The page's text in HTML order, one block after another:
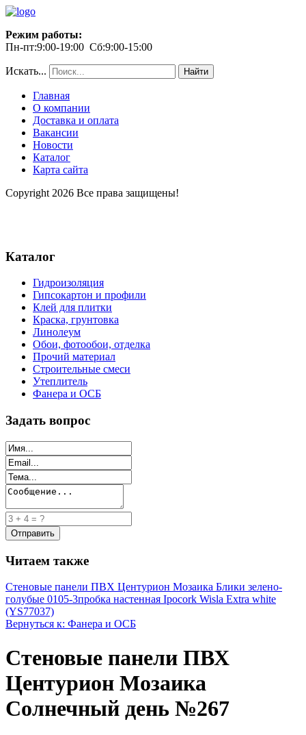
Режим работы:
Пн-пт:9:00-19:00 Сб:9:00-15:00
Искать... Найти
Главная
О компании
Доставка и оплата
Вакансии
Новости
Каталог
Карта сайта
Copyright 2026 Все права защищены!
Каталог
Гидроизоляция
Гипсокартон и профили
Клей для плитки
Краска, грунтовка
Линолеум
Обои, фотообои, отделка
Прочий материал
Строительные смеси
Утеплитель
Фанера и ОСБ
Задать вопрос
Читаем также
Стеновые панели ПВХ Центурион Мозаика Блики зелено-
голубые 0105-3пробка настенная Ipocork Wisla Extra white
(YS77037)
Вернуться к: Фанера и ОСБ
Стеновые панели ПВХ
Центурион Мозаика
Солнечный день №267